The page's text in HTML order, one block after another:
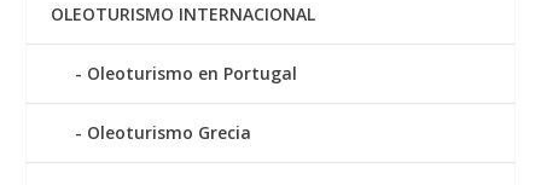
OLEOTURISMO INTERNACIONAL
Oleoturismo en Portugal
Oleoturismo Grecia